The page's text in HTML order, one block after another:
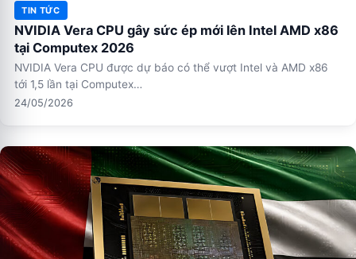
TIN TỨC
NVIDIA Vera CPU gây sức ép mới lên Intel AMD x86
tại Computex 2026
NVIDIA Vera CPU được dự báo có thể vượt Intel và AMD x86
tới 1,5 lần tại Computex…
24/05/2026